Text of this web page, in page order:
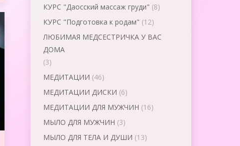
КУРС "Даосский массаж груди" (8)
КУРС "Подготовка к родам" (12)
ЛЮБИМАЯ МЕДСЕСТРИЧКА У ВАС
ДОМА
(3)
МЕДИТАЦИИ (46)
МЕДИТАЦИИ ДИСКИ (6)
МЕДИТАЦИИ ДЛЯ МУЖЧИН (16)
МЫЛО ДЛЯ МУЖЧИН (3)
МЫЛО ДЛЯ ТЕЛА И ДУШИ (13)